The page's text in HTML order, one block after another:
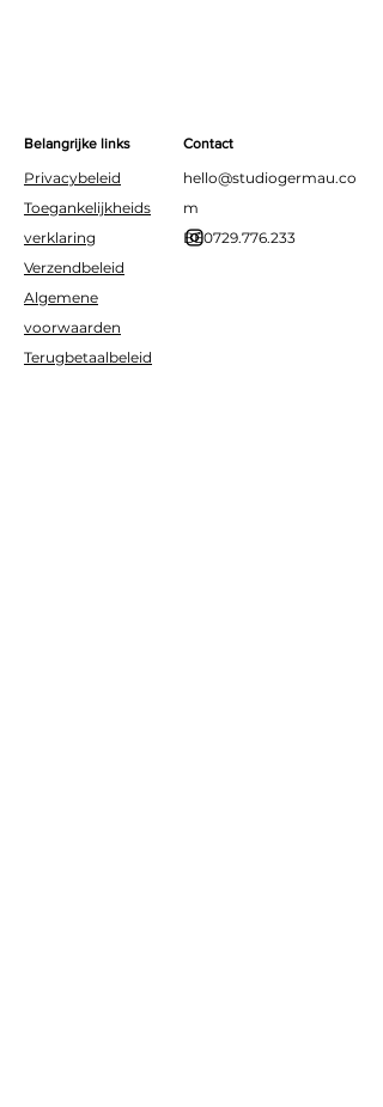
Belangrijke links
Privacybeleid
Toegankelijkheids
verklaring
Verzendbeleid
Algemene
voorwaarden
Terugbetaalbeleid
Contact
hello@studiogermau.co
m
BE0729.776.233